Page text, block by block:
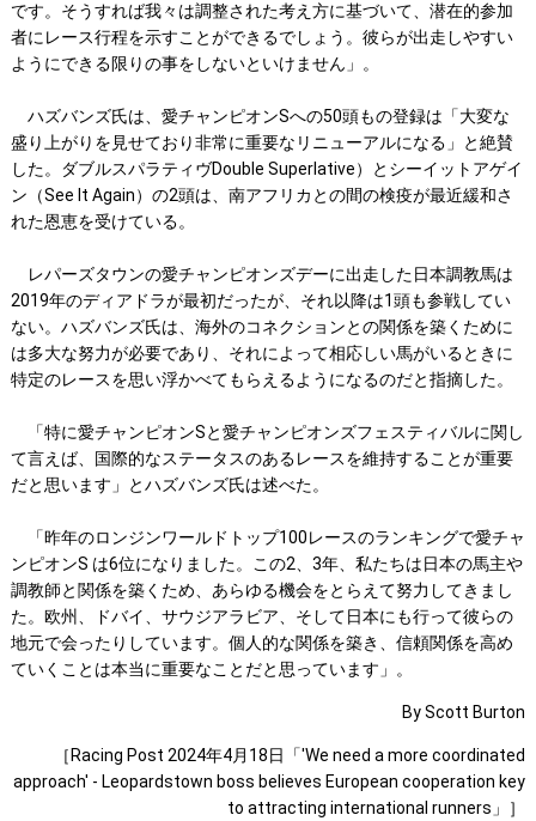
です。そうすれば我々は調整された考え方に基づいて、潜在的参加
者にレース行程を示すことができるでしょう。彼らが出走しやすい
ようにできる限りの事をしないといけません」。
ハズバンズ氏は、愛チャンピオンSへの50頭もの登録は「大変な
盛り上がりを見せており非常に重要なリニューアルになる」と絶賛
した。ダブルスパラティヴDouble Superlative）とシーイットアゲイ
ン（See It Again）の2頭は、南アフリカとの間の検疫が最近緩和さ
れた恩恵を受けている。
レパーズタウンの愛チャンピオンズデーに出走した日本調教馬は
2019年のディアドラが最初だったが、それ以降は1頭も参戦してい
ない。ハズバンズ氏は、海外のコネクションとの関係を築くために
は多大な努力が必要であり、それによって相応しい馬がいるときに
特定のレースを思い浮かべてもらえるようになるのだと指摘した。
「特に愛チャンピオンSと愛チャンピオンズフェスティバルに関し
て言えば、国際的なステータスのあるレースを維持することが重要
だと思います」とハズバンズ氏は述べた。
「昨年のロンジンワールドトップ100レースのランキングで愛チャ
ンピオンS は6位になりました。この2、3年、私たちは日本の馬主や
調教師と関係を築くため、あらゆる機会をとらえて努力してきまし
た。欧州、ドバイ、サウジアラビア、そして日本にも行って彼らの
地元で会ったりしています。個人的な関係を築き、信頼関係を高め
ていくことは本当に重要なことだと思っています」。
By Scott Burton
［Racing Post 2024年4月18日「'We need a more coordinated
approach' - Leopardstown boss believes European cooperation key
to attracting international runners」］